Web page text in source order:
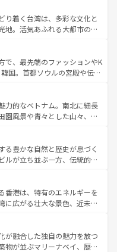
のアメリカ
してほしい。
々を迎えてくれるハワイの
ドやハワイアンミュージッ
、すべてがハワイの魅力を彩
イ情報
ほしい。
えるウルル（エアーズロッ
生林やケアンズの熱帯雨林な
た、カフェやワイン、オージ
ており、サーフィンやダイ
ウトドア好きにはたまらな
魅力を存分に味わいつくそ
り着く台湾は、多彩な文化と
地。活気あふれる大都市の台
台湾東部など、都市の喧騒
り、訪れる人に新しい発見と
た、奥深い台湾の食文化も魅
ど、バラエティ豊かな料理
着の台湾情報は コンテンツ一覧を参
で、最先端のファッションやK
国。首都ソウルの宮殿や伝統
々の自然美を楽しむことが
肉、絶品のストリートフード
待っている。夜には、韓国な
多彩な魅力を心ゆくまで味
しい。 なお、新着の韓国情報はコンテンツ一
力的なベトナム。南北に細長
園風景や青々とした山々、世
。ハノイの古い町並みやホ
代の建物も、独特の雰囲気を
エティの豊かさとおいしさで
トナムコーヒーなどは、ぜ
域を訪れてもあたたかい人々
、きっと忘れられない旅にな
る豊かな自然と歴史が息づく
ルが立ち並ぶ一方、伝統的な
はチェンマイなどの山岳地
はプーケットやクラビの美し
しむことができる。タイ料理
どの季節にも異なる楽しみ
タイの人々、仏教を中心とし
源が、訪れる旅人を魅了し続
香港は、特有のエネルギーを
に広がる壮大な景色、近未来
ず。観光スポットが密集し
回れるのも魅力。息をのむよ
で、香港を存分に楽しみ尽く
が融合した独自の魅力を放つ
物が並ぶマリーナベイ、歴史